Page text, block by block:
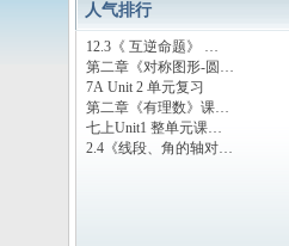
人气排行
12.3《 互逆命题》 …
第二章《对称图形-圆…
7A Unit 2 单元复习
第二章《有理数》课…
七上Unit1 整单元课…
2.4《线段、角的轴对…